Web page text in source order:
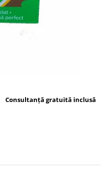
Consultanță gratuită inclusă